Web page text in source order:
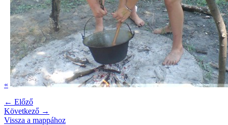
«
← Előző
Következő →
Vissza a mappához